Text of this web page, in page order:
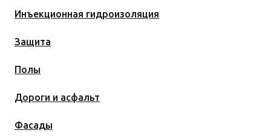
Инъекционная гидроизоляция
Защита
Полы
Дороги и асфальт
Фасады